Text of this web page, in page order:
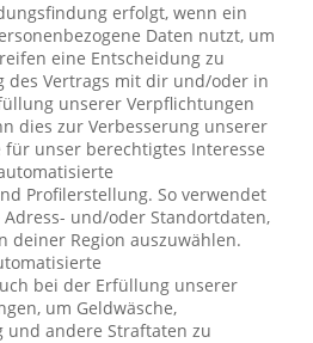
erfolgt, wenn ein
Daten nutzt, um
eine Entscheidung zu
des Vertrags mit dir und/oder in
unserer Verpflichtungen
dies zur Verbesserung unserer
unser berechtigtes Interesse
Profilerstellung. So verwendet
Adress- und/oder Standortdaten,
deiner Region auszuwählen.
bei der Erfüllung unserer
um Geldwäsche,
andere Straftaten zu